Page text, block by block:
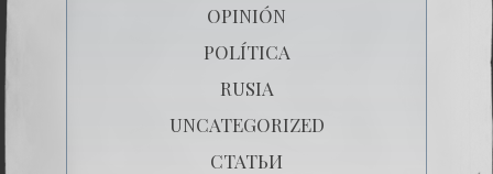
OPINIÓN
POLÍTICA
RUSIA
UNCATEGORIZED
СТАТЬИ